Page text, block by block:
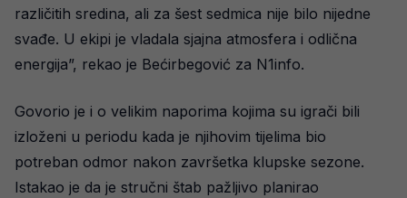
različitih sredina, ali za šest sedmica nije bilo nijedne
svađe. U ekipi je vladala sjajna atmosfera i odlična
energija”, rekao je Bećirbegović za N1info.
Govorio je i o velikim naporima kojima su igrači bili
izloženi u periodu kada je njihovim tijelima bio
potreban odmor nakon završetka klupske sezone.
Istakao je da je stručni štab pažljivo planirao